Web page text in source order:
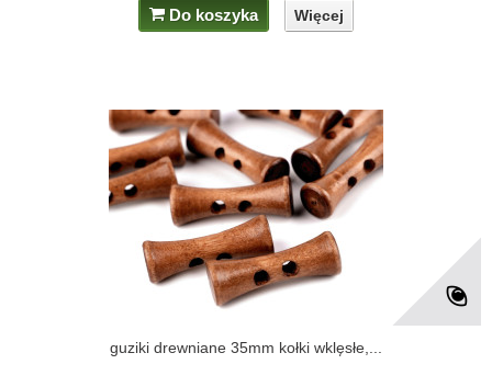
Do koszyka Więcej
guziki drewniane 35mm kołki wklęsłe,...